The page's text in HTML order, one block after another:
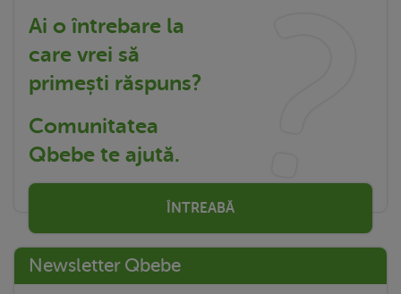
Ai o întrebare la
care vrei să
primești răspuns?
Comunitatea
Qbebe te ajută.
ÎNTREABĂ
Newsletter Qbebe